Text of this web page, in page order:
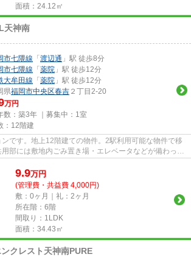
面積：24.12㎡
天神南
市七隈線 「渡辺通 」駅 徒歩8分
市七隈線 「薬院 」駅 徒歩12分
大牟田線 「薬院 」駅 徒歩12分
県福岡市中央区春吉 ２丁目2-20
万円
数：築3年 ｜募集中： 1室
：12階建
です。地上12階建ての物件。2駅利用可能な物件で移
部には敷地内ごみ置き場・エレベータなどが備わって
す。新...
9.9万円
(管理費・共益費 4,000円)
敷：0ヶ月｜礼：2ヶ月
所在階：6階
間取り：1LDK
面積：34.43㎡
ンクレスト天神南PURE